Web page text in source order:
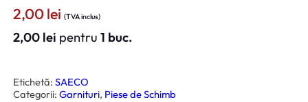
2,00lei (TVA inclus)
2,00 lei pentru1 buc.
Etichetă:SAECO
Categorii:Garnituri, Piese de Schimb